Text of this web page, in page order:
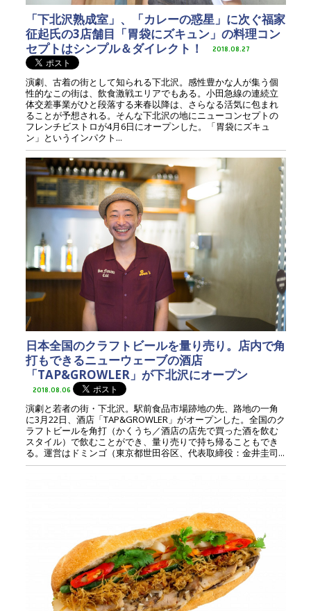
「下北沢熟成室」、「カレーの惑星」に次ぐ福家
征起氏の3店舗目「胃袋にズキュン」の料理コン
セプトはシンプル＆ダイレクト！
2018.08.27
演劇、古着の街として知られる下北沢。感性豊かな人が集う個
性的なこの街は、飲食激戦エリアでもある。小田急線の連続立
体交差事業がひと段落する来春以降は、さらなる活気に包まれ
ることが予想される。そんな下北沢の地にニューコンセプトの
フレンチビストロが4月6日にオープンした。「胃袋にズキュ
ン」というインパクト...
日本全国のクラフトビールを量り売り。店内で角
打もできるニューウェーブの酒店
「TAP&GROWLER」が下北沢にオープン
2018.08.06
演劇と若者の街・下北沢。駅前食品市場跡地の先、路地の一角
に3月22日、酒店「TAP&GROWLER」がオープンした。全国のク
ラフトビールを角打（かくうち／酒店の店先で買った酒を飲む
スタイル）で飲むことができ、量り売りで持ち帰ることもでき
る。運営はドミンゴ（東京都世田谷区、代表取締役：金井圭司...